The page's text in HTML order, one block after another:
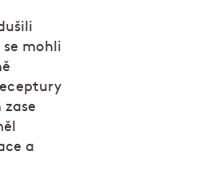
mohli
a